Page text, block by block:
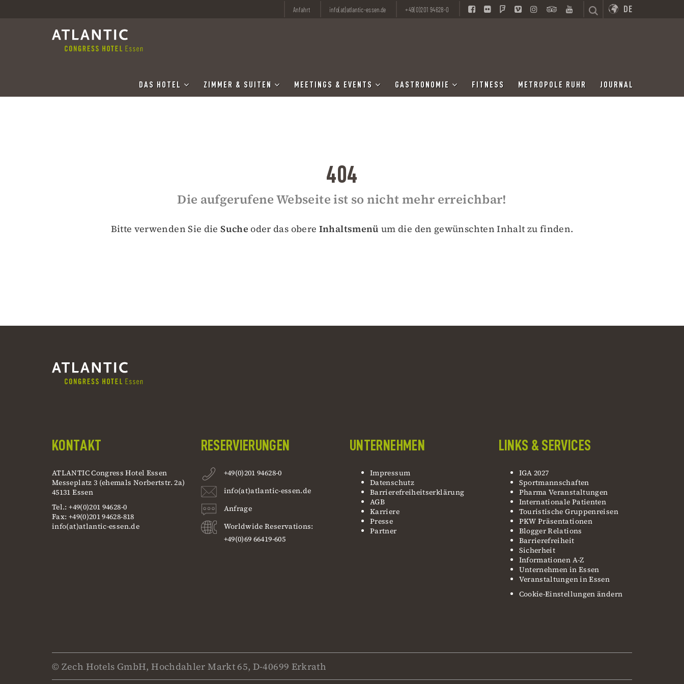
Anfahrt info(at)atlantic-essen.de +49(0)201 94628-0 DE
DAS HOTEL ZIMMER & SUITEN MEETINGS & EVENTS GASTRONOMIE FITNESS METROPOLE RUHR JOURNAL
404
Die aufgerufene Webseite ist so nicht mehr erreichbar!
Bitte verwenden Sie dieSuche oder das obere Inhaltsmenü um die den gewünschten Inhalt zu finden.
KONTAKT
ATLANTIC Congress Hotel Essen
Messeplatz 3 (ehemals Norbertstr. 2a)
45131 Essen
Tel.: +49(0)201 94628-0
Fax: +49(0)201 94628-818
info(at)atlantic-essen.de
RESERVIERUNGEN
+49(0)201 94628-0
info(at)atlantic-essen.de
Anfrage
Worldwide Reservations:
+49(0)69 66419-605
UNTERNEHMEN
Impressum
Datenschutz
Barrierefreiheitserklärung
AGB
Karriere
Presse
Partner
LINKS & SERVICES
IGA 2027
Sportmannschaften
Pharma Veranstaltungen
Internationale Patienten
Touristische Gruppenreisen
PKW Präsentationen
Blogger Relations
Barrierefreiheit
Sicherheit
Informationen A-Z
Unternehmen in Essen
Veranstaltungen in Essen
Cookie-Einstellungen ändern
© Zech Hotels GmbH, Hochdahler Markt 65, D-40699 Erkrath